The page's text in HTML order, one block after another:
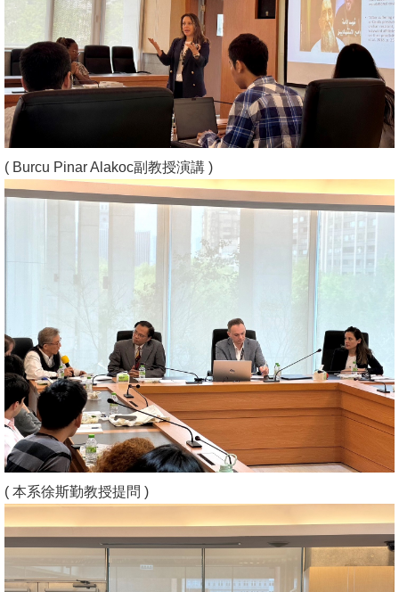
捐
教
研
資
與
圖
頁
臺
大
首
頁
網
站
( Burcu Pinar Alakoc副教授演講 )
( 本系徐斯勤教授提問 )